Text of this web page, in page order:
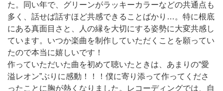
た。同い年で、グリーンがラッキーカラーなどの共通点も
多く、話せば話すほど共感できることばかり…。特に根底
にある真面目さと、人の縁を大切にする姿勢に大変共感し
ています。いつか楽曲を制作していただくことを願ってい
たので本当に嬉しいです！
作っていただいた曲を初めて聴いたときは、あまりの“愛
溢レオン”ぶりに感動！！！僕に寄り添って作ってくださ
ったことに胸が熱くなりました。レコーディングでは、自